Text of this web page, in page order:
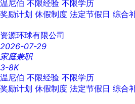
温尼伯 不限经验 不限学历
奖励计划 休假制度 法定节假日 综合
资源环球有限公司
2026-07-29
家庭兼职
3-8K
温尼伯 不限经验 不限学历
奖励计划 休假制度 法定节假日 综合